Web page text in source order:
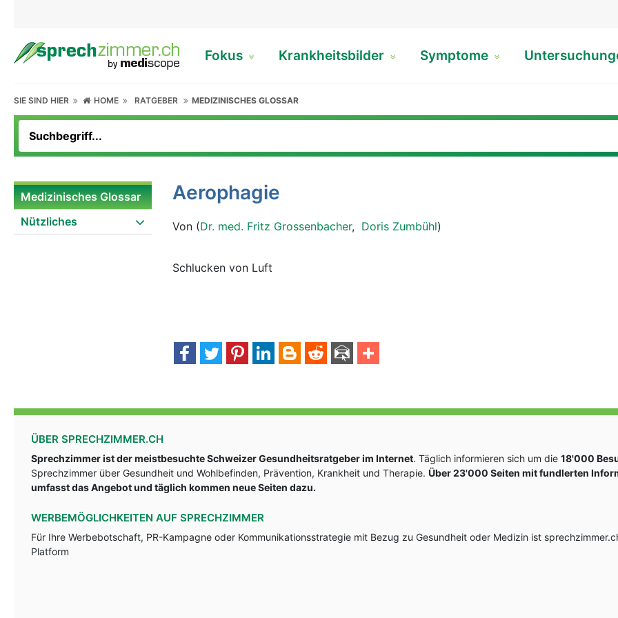
Fokus Krankheitsbilder Symptome
SIE SIND HIER HOME RATGEBER MEDIZINISCHES GLOSSAR
Medizinisches Glossar
Nützliches
Aerophagie
Von (Dr. med. Fritz Grossenbacher, Doris Zumbühl)
Schlucken von Luft
ÜBER SPRECHZIMMER.CH
Sprechzimmer ist der meistbesuchte Schweizer Gesundheitsratgeber im Internet. Täglich informieren sich um die 18'000
Sprechzimmer über Gesundheit und Wohlbefinden, Prävention, Krankheit und Therapie. Über 23'000 Seiten mit fundlerten
umfasst das Angebot und täglich kommen neue Seiten dazu.
WERBEMÖGLICHKEITEN AUF SPRECHZIMMER
Für Ihre Werbebotschaft, PR-Kampagne oder Kommunikationsstrategie mit Bezug zu Gesundheit oder Medizin ist
Platform